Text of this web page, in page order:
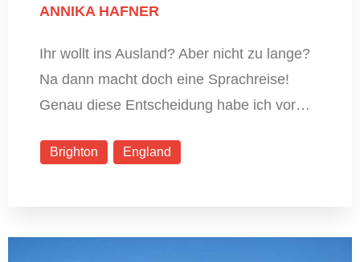
ANNIKA HAFNER
Ihr wollt ins Ausland? Aber nicht zu lange?
Na dann macht doch eine Sprachreise!
Genau diese Entscheidung habe ich vor…
Brighton England